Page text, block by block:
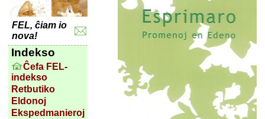
FEL, ĉiam io
nova!
Indekso
Ĉefa FEL-
indekso
Retbutiko
Eldonoj
Ekspedmanieroj